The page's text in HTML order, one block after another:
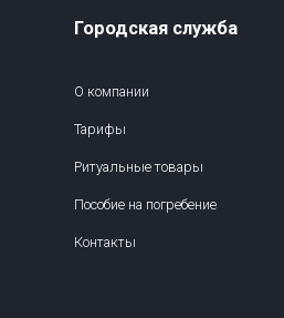
Городская служба
О компании
Тарифы
Ритуальные товары
Пособие на погребение
Контакты